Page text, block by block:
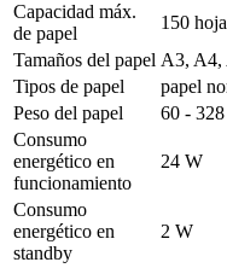
Capacidad máx.
de papel
150
Tamaños del papel A3, A4,
Tipos de papel
papel
Peso del papel
60 - 328
Consumo
energético en
funcionamiento
24 W
Consumo
energético en
standby
2 W